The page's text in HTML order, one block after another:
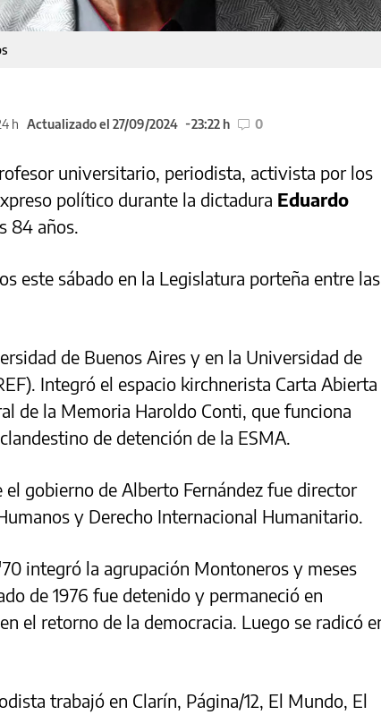
h Actualizado el 27/09/2024 23:22 h 0
universitario, periodista, activista por los
político durante la dictadura Eduardo
84 años.
este sábado en la Legislatura porteña entre
de Buenos Aires y en la Universidad de
Integró el espacio kirchnerista Carta
de la Memoria Haroldo Conti, que funciona
de detención de la ESMA.
el gobierno de Alberto Fernández fue director
y Derecho Internacional Humanitario.
integró la agrupación Montoneros y meses
de 1976 fue detenido y permaneció en
el retorno de la democracia. Luego se radicó
trabajó en Clarín, Página/12, El Mundo, El